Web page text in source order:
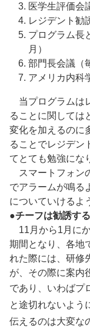
医学生評価会
レジデント勧
プログラム長
月）
部門長会議（
アメリカ内科
当プログラムは
ることに関しては
変化を加えるのに
ることでレジデン
てとても勉強にな
スマートフォン
でアラームが鳴る
についていけるよ
●チーフは勧誘する
11月から1月に
期間となり、各地
れた際には、研修
が、その際に案内
であり、いわばプ
と途切れないよう
伝えるのは大変な